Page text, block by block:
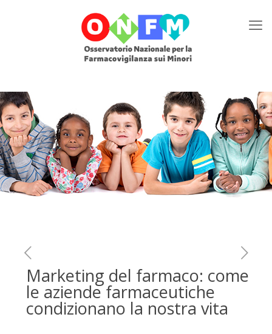
Marketing del farmaco: come
le aziende farmaceutiche
condizionano la nostra vita